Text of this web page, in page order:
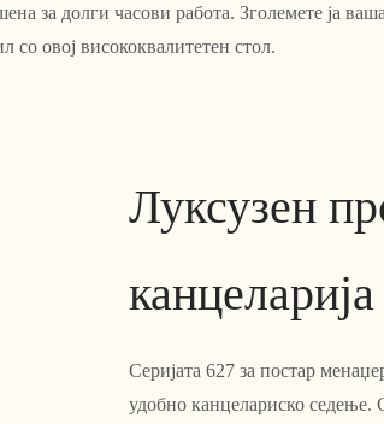
за долги часови работа. Зголемете ја
со овој висококвалитетен стол.
Луксузен
канцеларија
Серијата 627 за постар
удобно канцелариско седење.